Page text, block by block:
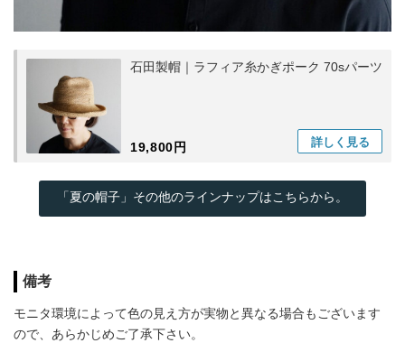
石田製帽｜ラフィア糸かぎポーク 70sパーツ
19,800円 詳しく 見る
「夏の帽子」その他のラインナップはこちらから。
備考
モニタ環境によって色の見え方が実物と異なる場合もございます
ので、あらかじめご了承下さい。